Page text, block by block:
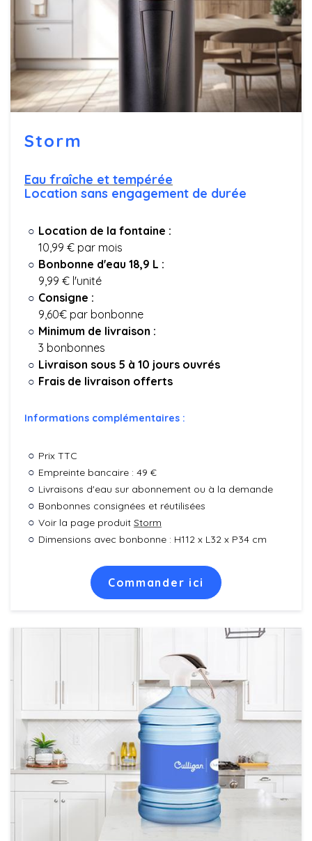
Storm
Eau fraîche et tempérée
Location sans engagement de durée
Location de la fontaine :
10,99 € par mois
Bonbonne d'eau 18,9 L :
9,99 € l'unité
Consigne :
9,60€ par bonbonne
Minimum de livraison :
3 bonbonnes
Livraison sous 5 à 10 jours ouvrés
Frais de livraison offerts
Informations complémentaires :
Prix TTC
Empreinte bancaire : 49 €
Livraisons d'eau sur abonnement ou à la demande
Bonbonnes consignées et réutilisées
Voir la page produit Storm
Dimensions avec bonbonne : H112 x L32 x P34 cm
Commander ici